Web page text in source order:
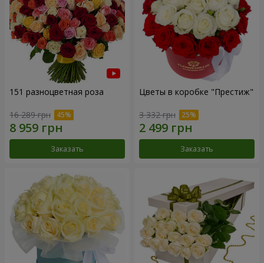
151 разноцветная роза
16 289 грн
Заказать
Цветы в коробке "Престиж"
3 332 грн
Заказать